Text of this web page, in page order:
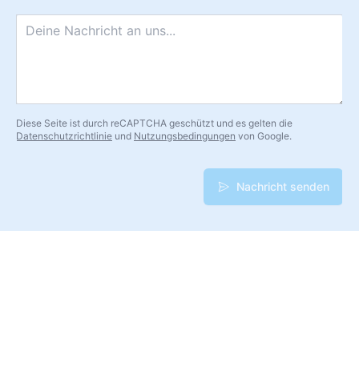
Nachricht*
Diese Seite ist durch reCAPTCHA geschützt und es gelten die
Datenschutzrichtlinie und Nutzungsbedingungen von Google.
Nachricht senden